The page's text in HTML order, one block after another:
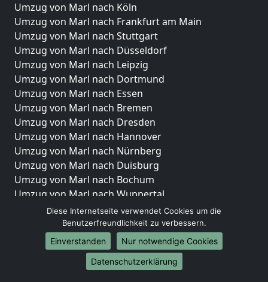
Umzug von Marl nach Köln
Umzug von Marl nach Frankfurt am Main
Umzug von Marl nach Stuttgart
Umzug von Marl nach Düsseldorf
Umzug von Marl nach Leipzig
Umzug von Marl nach Dortmund
Umzug von Marl nach Essen
Umzug von Marl nach Bremen
Umzug von Marl nach Dresden
Umzug von Marl nach Hannover
Umzug von Marl nach Nürnberg
Umzug von Marl nach Duisburg
Umzug von Marl nach Bochum
Umzug von Marl nach Wuppertal
Umzug von Marl nach Bielefeld
Umzug von Marl nach Bonn
Umzug von Marl nach Münster
Internationale-Umzüge
Diese Internetseite verwendet Cookies um die
Benutzerfreundlichkeit zu verbessern.
Einverstanden
Nur notwendige Cookies
Datenschutzerklärung